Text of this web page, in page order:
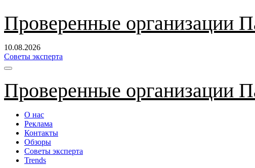
Перейти
содержанию
Проверенные организации
10.08.2026
Советы эксперта
Проверенные организации
О нас
Реклама
Контакты
Обзоры
Советы эксперта
Trends